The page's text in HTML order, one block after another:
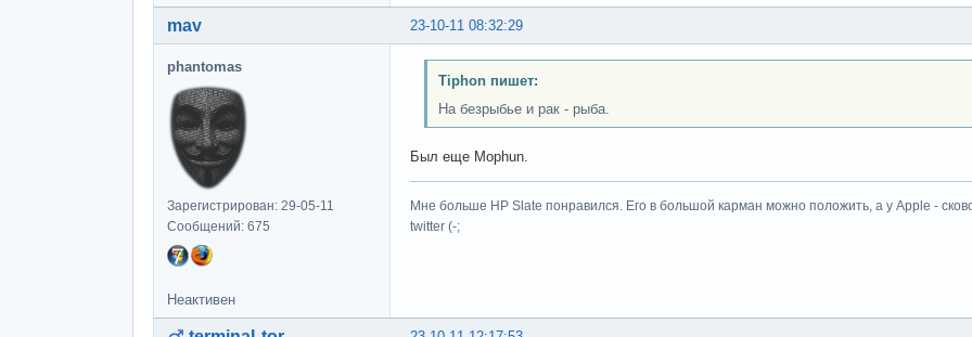
23-10-11 08:32:29
mav
phantomas
Зарегистрирован: 29-05-11
Сообщений: 675
Tiphon пишет:
На безрыбье и рак - рыба.
Был еще Mophun.
Мне больше HP Slate понравился. Его в большой карман можно положить, а у Apple -
twitter (-;
Неактивен